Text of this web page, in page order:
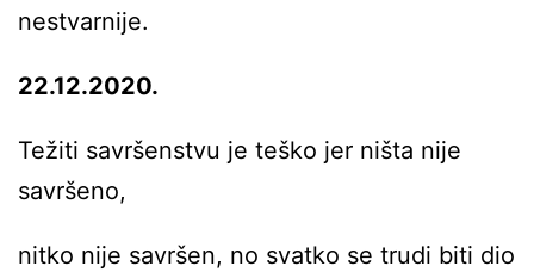
nestvarnije.
22.12.2020.
Težiti savršenstvu je teško jer ništa nije
savršeno,
nitko nije savršen, no svatko se trudi biti dio